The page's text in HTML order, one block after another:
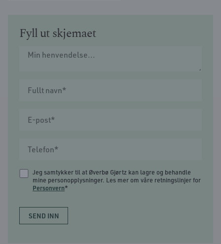
Fyll ut skjemaet
Jeg samtykker til at Øverbø Gjørtz kan lagre og behandle
mine personopplysninger. Les mer om våre retningslinjer for
Personvern*